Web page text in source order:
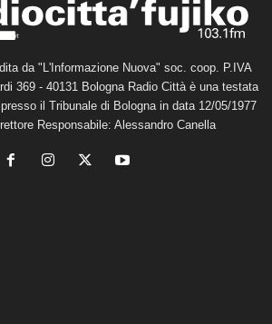
da "L'Informazione Nuova" soc. coop. P.IVA
369 - 40131 Bologna Radio Città è una testata
il Tribunale di Bologna in data 12/05/1977
Responsabile: Alessandro Canella